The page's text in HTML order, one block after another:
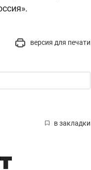
версия для печати
в закладки